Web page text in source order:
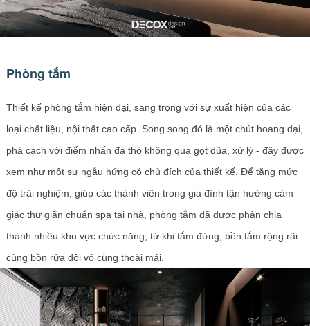
Phòng tắm
Thiết kế phòng tắm hiện đại, sang trọng với sự xuất hiện của các
loại chất liệu, nội thất cao cấp. Song song đó là một chút hoang dại,
phá cách với điểm nhấn đá thô không qua gọt dũa, xử lý - đây được
xem như một sự ngẫu hứng có chủ đích của thiết kế. Để tăng mức
độ trải nghiệm, giúp các thành viên trong gia đình tận hưởng cảm
giác thư giãn chuẩn spa tại nhà, phòng tắm đã được phân chia
thành nhiều khu vực chức năng, từ khi tắm đứng, bồn tắm rộng rãi
cùng bồn rửa đôi vô cùng thoải mái.